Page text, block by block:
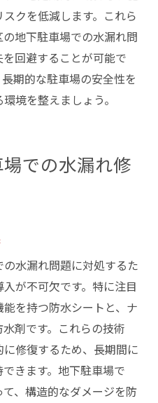
クを低減します。これら
地下駐車場での水漏れ問
回避することが可能で
期的な駐車場の安全性を
境を整えましょう。
での水漏れ修
水漏れ問題に対処するた
が不可欠です。特に注目
を持つ防水シートと、ナ
剤です。これらの技術
修復するため、長期間に
きます。地下駐車場で
、構造的なダメージを防